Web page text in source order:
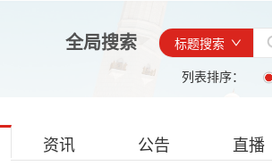
全局搜索
标题搜索
列表排序：
资讯 公告 直播